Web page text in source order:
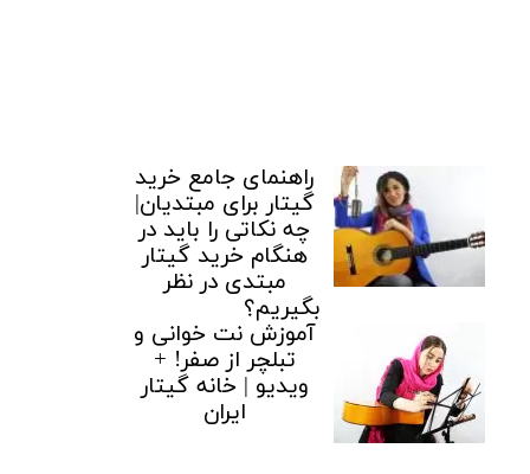
راهنمای جامع خرید
گیتار برای مبتدیان|
چه نکاتی را باید در
هنگام خرید گیتار
مبتدی در نظر
بگیریم؟
آموزش نت خوانی و
تبلچر از صفر! +
ویدیو | خانه گیتار
ایران